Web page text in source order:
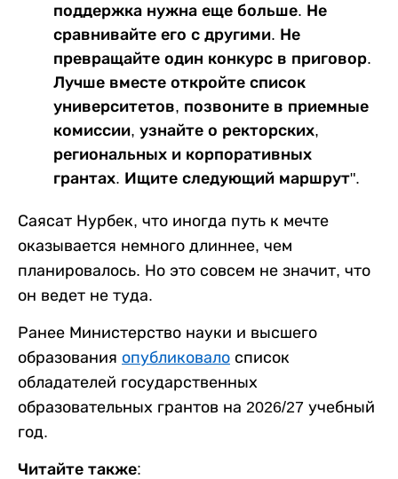
поддержка нужна еще больше. Не
сравнивайте его с другими. Не
превращайте один конкурс в приговор.
Лучше вместе откройте список
университетов, позвоните в приемные
комиссии, узнайте о ректорских,
региональных и корпоративных
грантах. Ищите следующий маршрут".
Саясат Нурбек, что иногда путь к мечте
оказывается немного длиннее, чем
планировалось. Но это совсем не значит, что
он ведет не туда.
Ранее Министерство науки и высшего
образования опубликовало список
обладателей государственных
образовательных грантов на 2026/27 учебный
год.
Читайте также: